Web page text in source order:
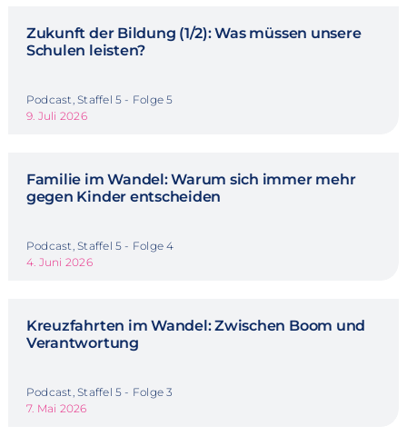
Zukunft der Bildung (1/2): Was müssen unsere
Schulen leisten?
Podcast, Staffel 5 - Folge 5
9. Juli 2026
Familie im Wandel: Warum sich immer mehr
gegen Kinder entscheiden
Podcast, Staffel 5 - Folge 4
4. Juni 2026
Kreuzfahrten im Wandel: Zwischen Boom und
Verantwortung
Podcast, Staffel 5 - Folge 3
7. Mai 2026